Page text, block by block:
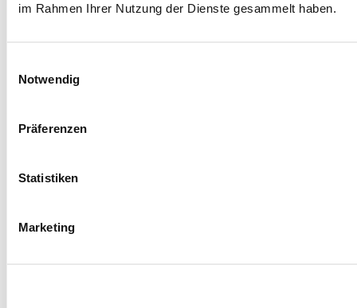
im Rahmen Ihrer Nutzung der Dienste gesammelt haben.
Notwendig
Präferenzen
Statistiken
Marketing